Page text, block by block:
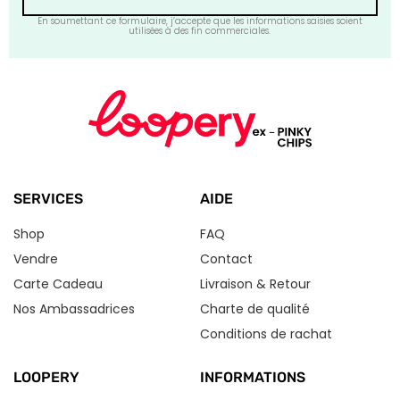
En soumettant ce formulaire, j’accepte que les informations saisies soient
utilisées à des fin commerciales.
SERVICES
Shop
Vendre
Carte Cadeau
Nos Ambassadrices
AIDE
FAQ
Contact
Livraison & Retour
Charte de qualité
Conditions de rachat
LOOPERY INFORMATIONS